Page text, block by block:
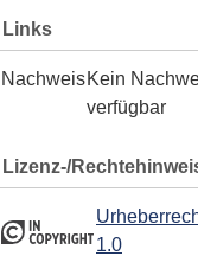
Links
NachweisKein
verfügbar
Lizenz-/
1.0